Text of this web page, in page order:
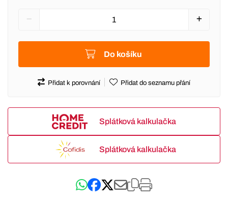
Do košíku
Přidat k porovnání Přidat do seznamu přání
Splátková kalkulačka
Splátková kalkulačka